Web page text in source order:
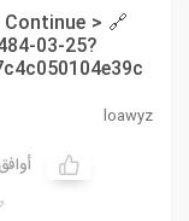
Continue >
03-25?
🔗
loawyz
أوافق